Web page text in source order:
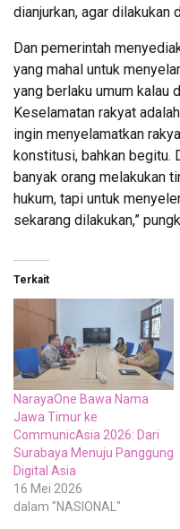
dianjurkan, agar dilakukan
Dan pemerintah
yang mahal untuk
yang berlaku umum kalau
Keselamatan rakyat
ingin menyelamatkan
konstitusi, bahkan begitu.
banyak orang melakukan
hukum, tapi untuk
sekarang dilakukan,”
Terkait
NarayaOne Bawa Nama
Jawa Timur ke
CommunicAsia 2026: Dari
Surabaya Menuju Panggung
Digital Asia
16 Mei 2026
dalam "NASIONAL"